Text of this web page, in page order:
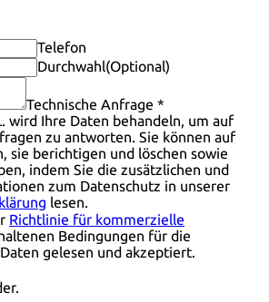
Telefon
Durchwahl(Optional)
Technische Anfrage *
wird Ihre Daten behandeln, um auf
zu antworten. Sie können auf
sie berichtigen und löschen sowie
indem Sie die zusätzlichen und
zum Datenschutz in unserer
lesen.
Richtlinie für kommerzielle
Bedingungen für die
gelesen und akzeptiert.